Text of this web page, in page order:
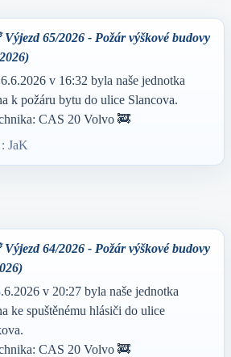
Výjezd 65/2026 - Požár výškové budovy
v 16:32 byla naše jednotka
k požáru bytu do ulice Slancova.
CAS 20 Volvo 🚒
JaK
Výjezd 64/2026 - Požár výškové budovy
v 20:27 byla naše jednotka
ke spuštěnému hlásiči do ulice
CAS 20 Volvo 🚒